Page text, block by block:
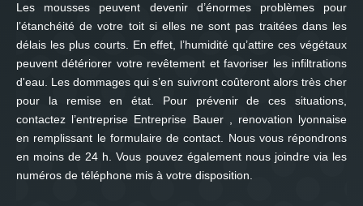
Les mousses peuvent devenir d’énormes problèmes pour
l’étanchéité de votre toit si elles ne sont pas traitées dans les
délais les plus courts. En effet, l’humidité qu’attire ces végétaux
peuvent détériorer votre revêtement et favoriser les infiltrations
d'eau. Les dommages qui s’en suivront coûteront alors très cher
pour la remise en état. Pour prévenir de ces situations,
contactez l’entreprise Entreprise Bauer , renovation lyonnaise
en remplissant le formulaire de contact. Nous vous répondrons
en moins de 24 h. Vous pouvez également nous joindre via les
numéros de téléphone mis à votre disposition.